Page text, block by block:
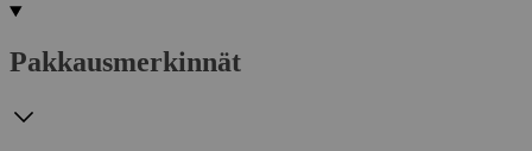
Pakkausmerkinnät